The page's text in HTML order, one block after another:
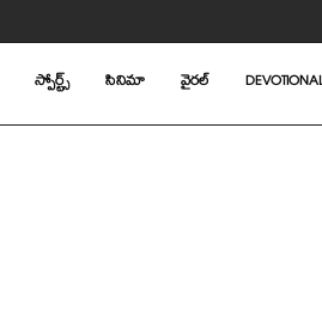
స్పోర్ట్స్ సినిమా వైరల్